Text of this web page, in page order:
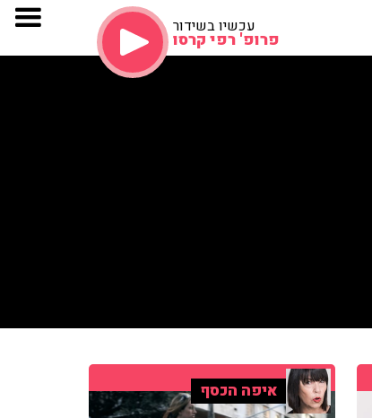
עכשיו בשידור
פרופ' רפי קרסו
איפה הכסף